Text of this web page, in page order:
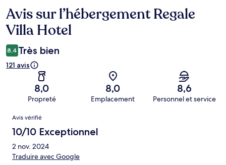
Avis
Avis sur l’hébergement Regale
Villa Hotel
8,4 Très bien
121 avis
8,0
Propreté
8,0
Emplacement
8,6
Personnel et service
Avis
Avis vérifié
10/10 Exceptionnel
2 nov. 2024
Traduire avec Google